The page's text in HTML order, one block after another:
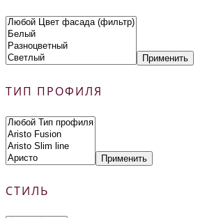
Применить
ТИП ПРОФИЛЯ
Применить
СТИЛЬ